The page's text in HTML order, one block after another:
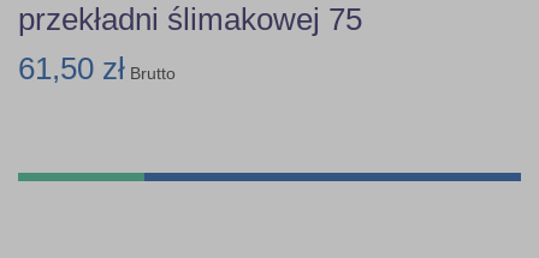
przekładni ślimakowej 75
61,50 zł Brutto